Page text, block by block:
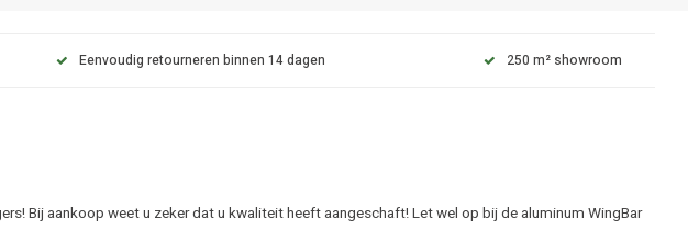
Eenvoudig retourneren binnen 14 dagen 250 m² showroom
Bij aankoop weet u zeker dat u kwaliteit heeft aangeschaft! Let wel op bij de aluminum WingBar